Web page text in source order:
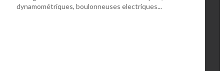
dynamométriques, boulonneuses electriques...